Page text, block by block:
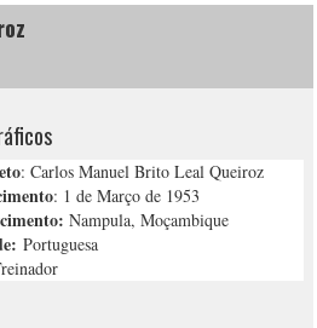
: Carlos Manuel Brito Leal Queiroz
: 1 de Março de 1953
Nampula, Moçambique
Portuguesa